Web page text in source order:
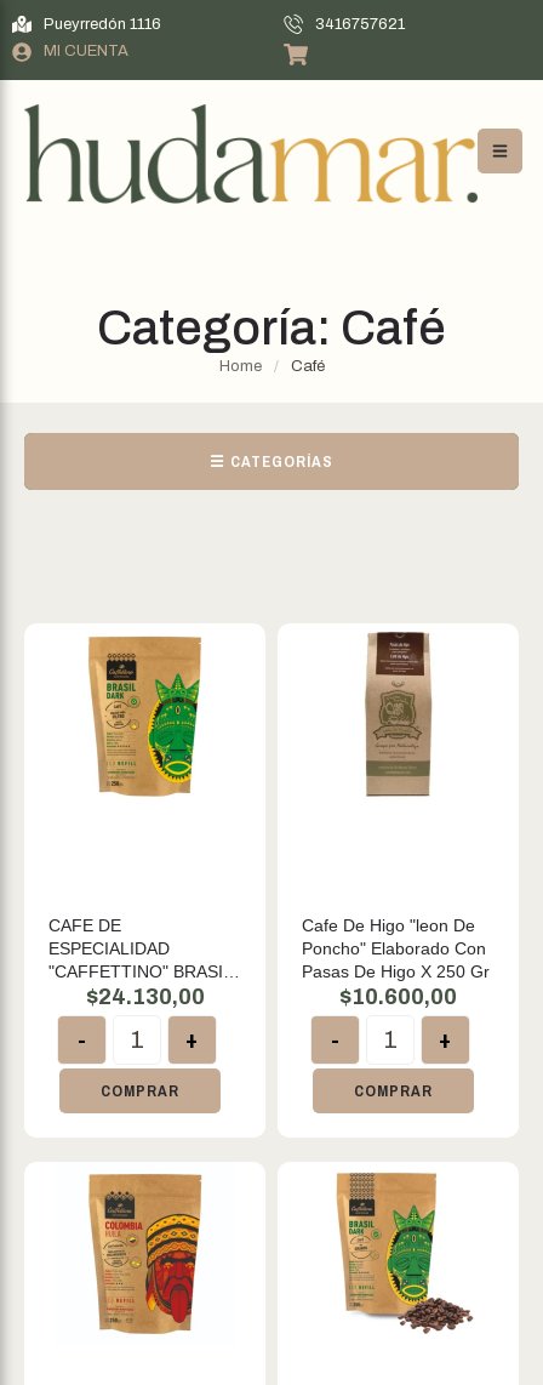
Pueyrredón 1116
3416757621
MI CUENTA
Categoría: Café
Home / Café
☰ CATEGORÍAS
CAFE DE
ESPECIALIDAD
"CAFFETTINO" BRASIL
DARK X 250GR
$24.130,00
- +
COMPRAR
Cafe De Higo "leon De
Poncho" Elaborado Con
Pasas De Higo X 250 Gr
$10.600,00
- +
COMPRAR